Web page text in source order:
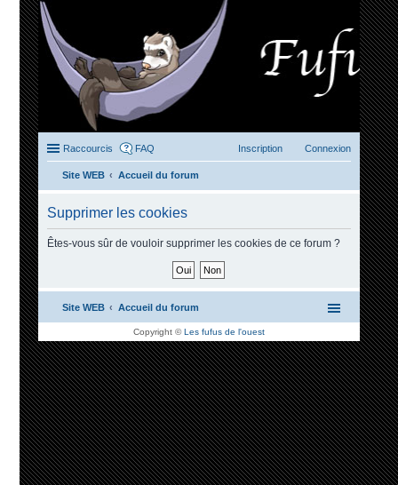
Raccourcis FAQ Connexion
Inscription
Site WEB
Accueil du forum
Supprimer les cookies
Êtes-vous sûr de vouloir supprimer les cookies de ce forum ?
Site WEB Accueil du forum
Copyright ©Les fufus de l'ouest